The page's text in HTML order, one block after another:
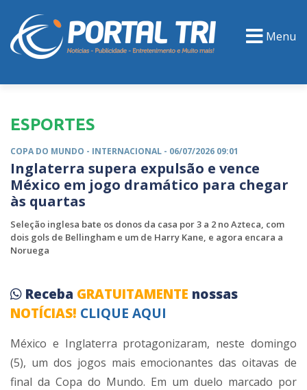
Menu
ESPORTES
COPA DO MUNDO - INTERNACIONAL - 06/07/2026 09:01
Inglaterra supera expulsão e vence
México em jogo dramático para chegar
às quartas
Seleção inglesa bate os donos da casa por 3 a 2 no Azteca, com
dois gols de Bellingham e um de Harry Kane, e agora encara a
Noruega
Receba GRATUITAMENTE nossas
NOTÍCIAS! CLIQUE AQUI
México e Inglaterra protagonizaram, neste domingo
(5), um dos jogos mais emocionantes das oitavas de
final da Copa do Mundo. Em um duelo marcado por